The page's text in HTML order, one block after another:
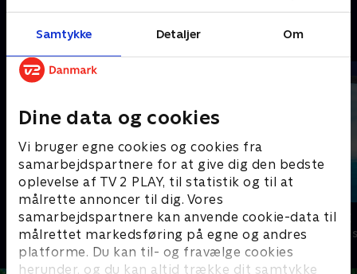
Samtykke Detaljer Om
Dine data og cookies
Vi bruger egne cookies og cookies fra
samarbejdspartnere for at give dig den bedste
oplevelse af TV 2 PLAY, til statistik og til at
målrette annoncer til dig. Vores
samarbejdspartnere kan anvende cookie-data til
målrettet markedsføring på egne og andres
platforme. Du kan til- og fravælge cookies
herunder, og du kan altid trække dit samtykke
Andre så også
Mashas uhyggelige eventyr
Børneserier • 1 sæsoner
Vicke Viking
Børneserier • 1